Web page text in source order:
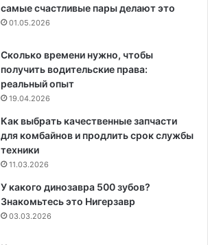
самые счастливые пары делают это
01.05.2026
Сколько времени нужно, чтобы
получить водительские права:
реальный опыт
19.04.2026
Как выбрать качественные запчасти
для комбайнов и продлить срок службы
техники
11.03.2026
У какого динозавра 500 зубов?
Знакомьтесь это Нигерзавр
03.03.2026